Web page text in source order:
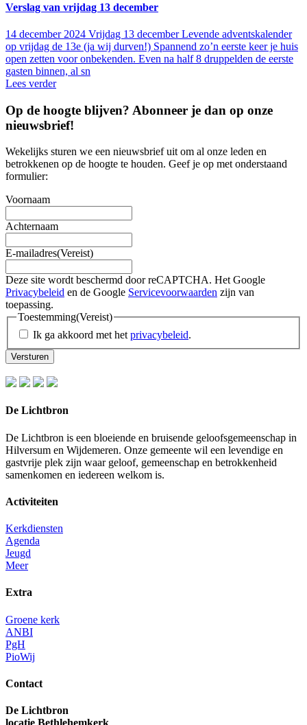
Verslag van vrijdag 13 december
14 december 2024 Vrijdag 13 december Levende adventskalender
op vrijdag de 13e (ja wij durven!) Spannend zo’n eerste keer je huis
open zetten voor onbekenden. Even na half 8 druppelden de eerste
gasten binnen, al sn
Lees verder
Op de hoogte blijven? Abonneer je dan op onze
nieuwsbrief!
Wekelijks sturen we een nieuwsbrief uit om al onze leden en
betrokkenen op de hoogte te houden. Geef je op met onderstaand
formulier:
Voornaam
Achternaam
E-mailadres(Vereist)
Deze site wordt beschermd door reCAPTCHA. Het Google
Privacybeleid en de Google Servicevoorwaarden zijn van
toepassing.
Toestemming(Vereist)
Ik ga akkoord met het privacybeleid.
De Lichtbron
De Lichtbron is een bloeiende en bruisende geloofsgemeenschap in
Hilversum en Wijdemeren. Onze gemeente wil een levendige en
gastvrije plek zijn waar geloof, gemeenschap en betrokkenheid
samenkomen en iedereen welkom is.
Activiteiten
Kerkdiensten
Agenda
Jeugd
Meer
Extra
Groene kerk
ANBI
PgH
PioWij
Contact
De Lichtbron